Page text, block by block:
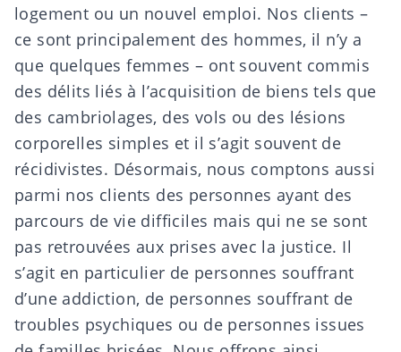
logement ou un nouvel emploi. Nos clients –
ce sont principalement des hommes, il n’y a
que quelques femmes – ont souvent commis
des délits liés à l’acquisition de biens tels que
des cambriolages, des vols ou des lésions
corporelles simples et il s’agit souvent de
récidivistes. Désormais, nous comptons aussi
parmi nos clients des personnes ayant des
parcours de vie difficiles mais qui ne se sont
pas retrouvées aux prises avec la justice. Il
s’agit en particulier de personnes souffrant
d’une addiction, de personnes souffrant de
troubles psychiques ou de personnes issues